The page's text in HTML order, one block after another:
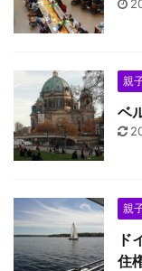
親
ベ
親
ド
住